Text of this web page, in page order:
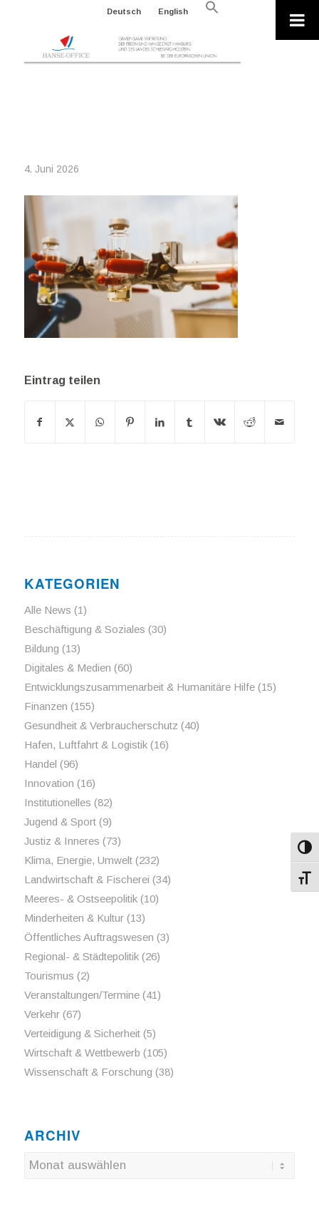
Deutsch English
Search
4. Juni 2026
Eintrag teilen
KATEGORIEN
Alle News (1)
Beschäftigung & Soziales (30)
Bildung (13)
Digitales & Medien (60)
Entwicklungszusammenarbeit & Humanitäre Hilfe(15)
Finanzen (155)
Gesundheit & Verbraucherschutz (40)
Hafen, Luftfahrt & Logistik(16)
Handel (96)
Innovation (16)
Institutionelles (82)
Jugend & Sport(9)
Justiz & Inneres (73)
Klima, Energie, Umwelt(232)
Landwirtschaft & Fischerei (34)
Meeres- & Ostseepolitik(10)
Minderheiten & Kultur(13)
Öffentliches Auftragswesen (3)
Regional- & Städtepolitik(26)
Tourismus (2)
Veranstaltungen/Termine(41)
Verkehr(67)
Verteidigung & Sicherheit(5)
Wirtschaft & Wettbewerb (105)
Wissenschaft & Forschung (38)
ARCHIV